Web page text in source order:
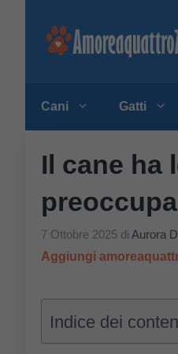
Cani Gatti
Il cane ha
7 Ottobre 2025 di Aurora
Aggiungi
Indice dei